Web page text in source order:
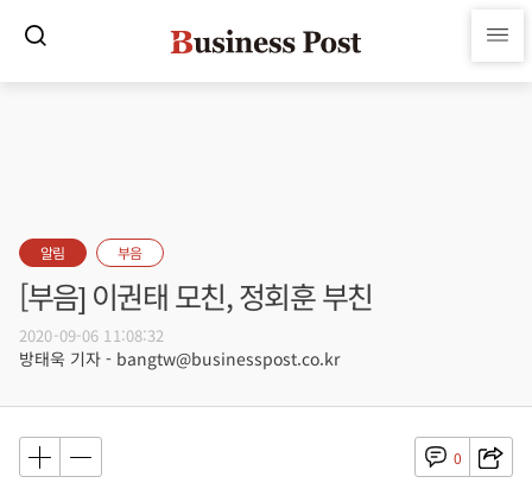
알림 부음
[부음] 이권태 모친, 정회훈 부친
2020-09-06 11:08:32
방태욱 기자 - bangtw@businesspost.co.kr
0